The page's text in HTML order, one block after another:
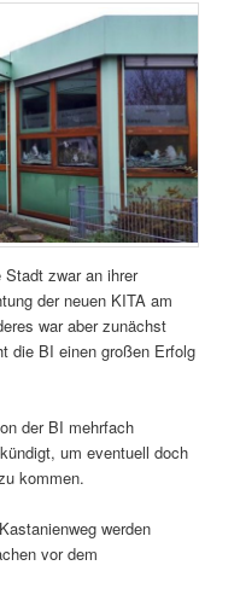
zwar an ihrer
der neuen KITA am
war aber zunächst
die BI einen großen Erfolg
der BI mehrfach
um eventuell doch
kommen.
werden
vor dem